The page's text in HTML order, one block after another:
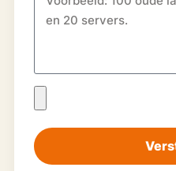
Servers
werkt het?
Verkoop uw oude zakelijke